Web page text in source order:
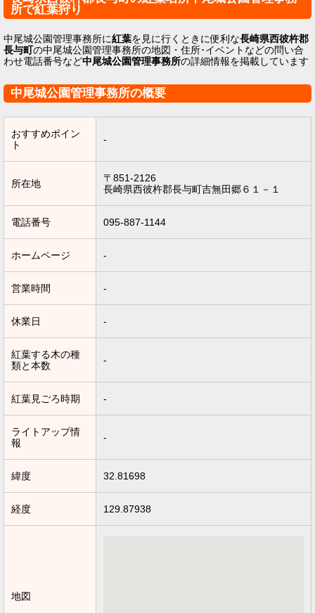
所で紅葉狩り
中尾城公園管理事務所に紅葉を見に行くときに便利な長崎県西彼杵郡
長与町の中尾城公園管理事務所の地図・住所･イベントなどの問い合
わせ電話番号など中尾城公園管理事務所の詳細情報を掲載しています
中尾城公園管理事務所の概要
おすすめポイン
ト
-
所在地
〒851-2126
長崎県西彼杵郡長与町吉無田郷６１－１
電話番号 095-887-1144
ホームページ -
営業時間 -
休業日 -
紅葉する木の種
類と本数
-
紅葉見ごろ時期 -
ライトアップ情
報
-
緯度 32.81698
経度 129.87938
地図